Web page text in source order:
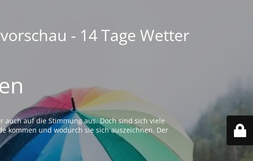
- 14 Tage Wetter
auf die Stimmung aus. Doch sind sich viele
kommen und wodurch sie sich auszeichnen. Der